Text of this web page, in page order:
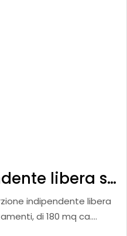
Porzione indipendente libera su tre lati
indipendente libera
di 180 mq ca.